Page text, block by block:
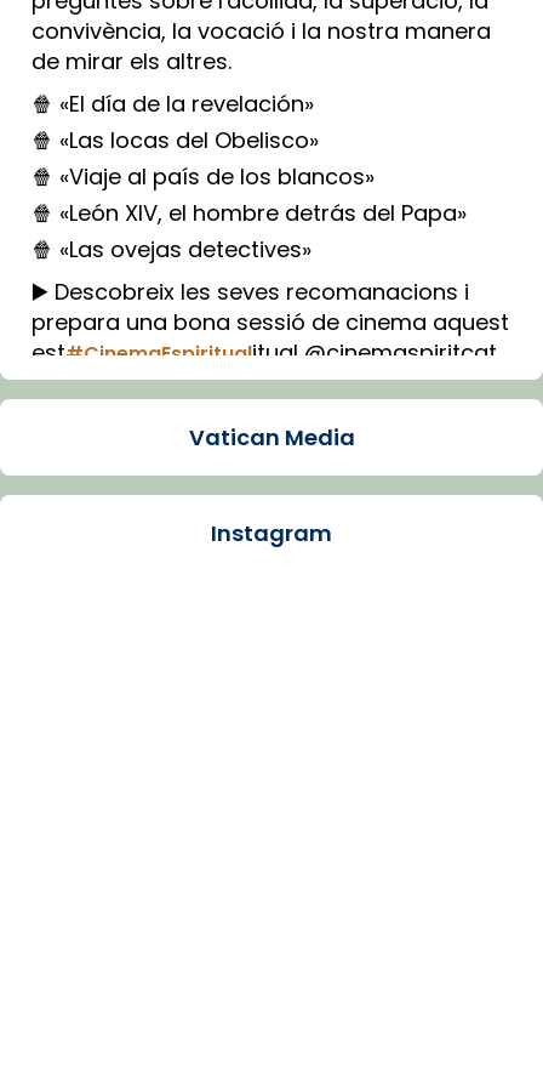
convivència, la vocació i la nostra manera
de mirar els altres.
🍿 «El día de la revelación»
🍿 «Las locas del Obelisco»
🍿 «Viaje al país de los blancos»
🍿 «León XIV, el hombre detrás del Papa»
🍿 «Las ovejas detectives»
▶️ Descobreix les seves recomanacions i
prepara una bona sessió de cinema aquest
est#CinemaEspiritualitual @cinemaspiritcat
Imatge: Generada amb IA (OpenAI)
Arquebisbat de Barcelona
Vatican Media
Instagram